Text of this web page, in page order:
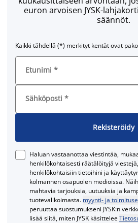
euron arvoisen JYSK-
säännöt.
Kaikki tähdellä (*) merkityt kentät ovat
Etunimi *
Sähköposti *
Rekisteröidy
Haluan vastaanottaa viestintää,
henkilökohtaisesti räätälöityjä
henkilökohtaisiin tietoihini ja
kolmannen osapuolen medioissa.
mahtavia tarjouksia, uutuuksia ja
tuotevalikoimasta. myynti- ja
peruuttaa suostumukseni JYSK:n
lisää siitä, miten JYSK käsittelee